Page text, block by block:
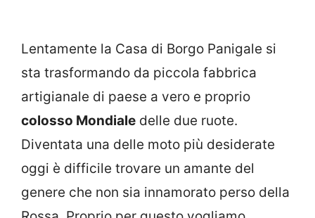
Lentamente la Casa di Borgo Panigale si
sta trasformando da piccola fabbrica
artigianale di paese a vero e proprio
colosso Mondiale delle due ruote.
Diventata una delle moto più desiderate
oggi è difficile trovare un amante del
genere che non sia innamorato perso della